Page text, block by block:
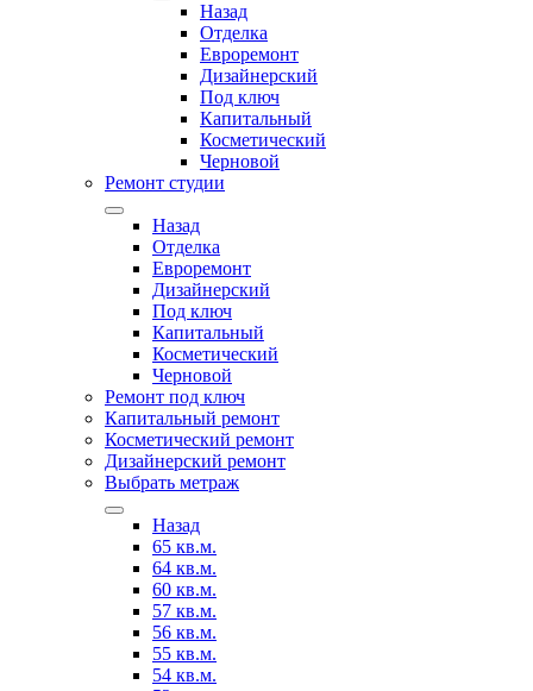
Назад
Отделка
Евроремонт
Дизайнерский
Под ключ
Капитальный
Косметический
Черновой
Ремонт студии
Назад
Отделка
Евроремонт
Дизайнерский
Под ключ
Капитальный
Косметический
Черновой
Ремонт под ключ
Капитальный ремонт
Косметический ремонт
Дизайнерский ремонт
Выбрать метраж
Назад
65 кв.м.
64 кв.м.
60 кв.м.
57 кв.м.
56 кв.м.
55 кв.м.
54 кв.м.